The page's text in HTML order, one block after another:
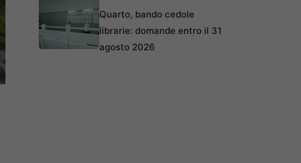
Quarto, bando cedole
librarie: domande entro il 31
agosto 2026